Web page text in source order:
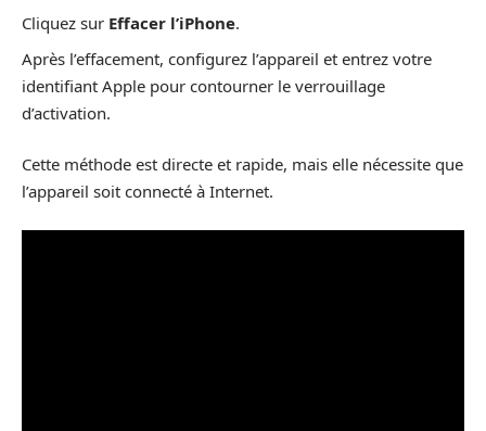
Cliquez sur Effacer l’iPhone.
Après l’effacement, configurez l’appareil et entrez votre
identifiant Apple pour contourner le verrouillage
d’activation.
Cette méthode est directe et rapide, mais elle nécessite que
l’appareil soit connecté à Internet.